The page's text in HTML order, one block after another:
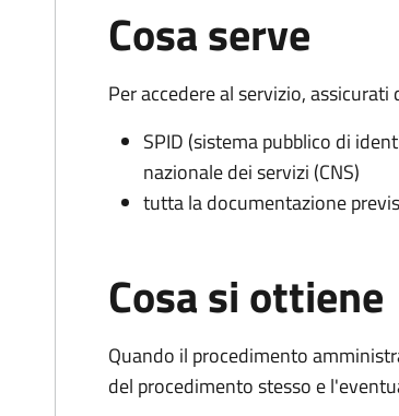
Cosa serve
Per accedere al servizio, assicurati
SPID (sistema pubblico di
nazionale dei servizi (CNS)
tutta la documentazione
Cosa si ottiene
Quando il procedimento
del procedimento stesso e